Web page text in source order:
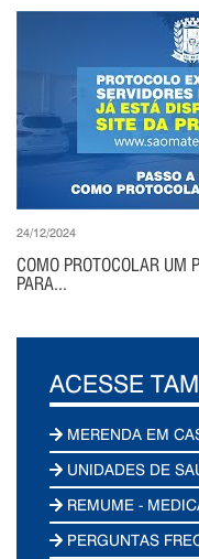
24/12/2024
COMO PROTOCOLAR UM
PARA...
ACESSE
MERENDA EM
UNIDADES DE
REMUME -
PERGUNTAS